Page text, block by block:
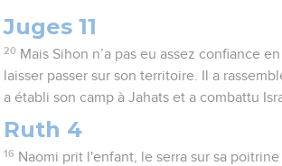
Juges 11
20 Mais Sihon n’a pas eu assez confiance
laisser passer sur son territoire. Il a
a établi son camp à Jahats et a combattu
Ruth 4
16 Naomi prit l'enfant, le serra sur sa poitrine